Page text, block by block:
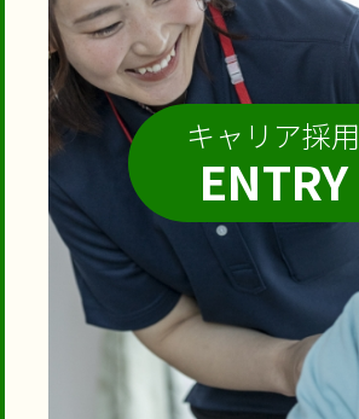
キャリア採用
ENTRY